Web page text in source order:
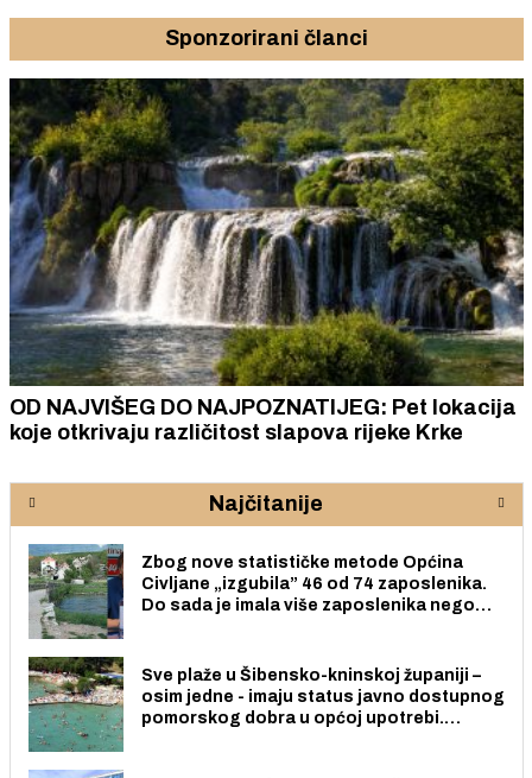
Sponzorirani članci
OD NAJVIŠEG DO NAJPOZNATIJEG: Pet lokacija
koje otkrivaju različitost slapova rijeke Krke
Najčitanije
Zbog nove statističke metode Općina
Civljane „izgubila” 46 od 74 zaposlenika.
Do sada je imala više zaposlenika nego
Sve plaže u Šibensko-kninskoj županiji –
osim jedne - imaju status javno dostupnog
pomorskog dobra u općoj upotrebi.